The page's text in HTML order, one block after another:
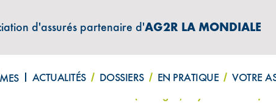
d'assurés partenaire d'AG2R LA MONDIALE
ACTUALITÉS DOSSIERS EN PRATIQUE VOTRE
"AMPHITÉA INFOS"